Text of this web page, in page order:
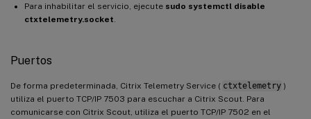
Para inhabilitar el servicio, ejecute sudo systemctl disable
ctxtelemetry.socket
Puertos
De forma predeterminada, Citrix Telemetry Service ( ctxtelemetry )
utiliza el puerto TCP/IP 7503 para escuchar a Citrix Scout. Para
comunicarse con Citrix Scout, utiliza el puerto TCP/IP 7502 en el